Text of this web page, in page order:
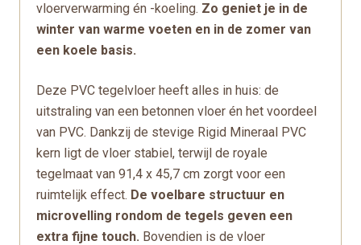
vloerverwarming én -koeling. Zo geniet je in de
winter van warme voeten en in de zomer van
een koele basis.
Deze PVC tegelvloer heeft alles in huis: de
uitstraling van een betonnen vloer én het voordeel
van PVC. Dankzij de stevige Rigid Mineraal PVC
kern ligt de vloer stabiel, terwijl de royale
tegelmaat van 91,4 x 45,7 cm zorgt voor een
ruimtelijk effect. De voelbare structuur en
microvelling rondom de tegels geven een
extra fijne touch. Bovendien is de vloer